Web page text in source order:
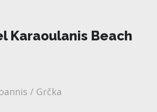
Karaoulanis Beach
/ Grčka